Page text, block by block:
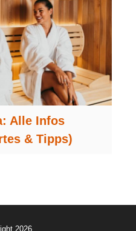
Alle Infos
& Tipps)
2026